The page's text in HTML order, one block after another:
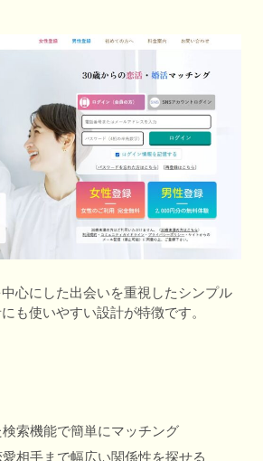
心にした出会いを重視したシンプル
も使いやすい設計が特徴です。
索機能で簡単にマッチング
相手まで幅広い関係性を探せる